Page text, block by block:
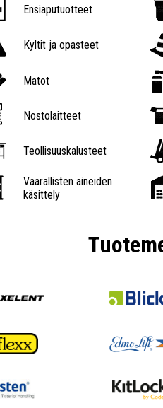
Ensiaputuotteet
Kyltit ja opasteet
Matot
Nostolaitteet
Teollisuuskalusteet
Vaarallisten aineiden
käsittely